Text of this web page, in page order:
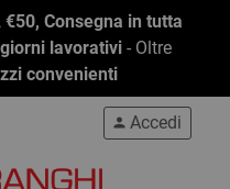
€50, Consegna in tutta
lavorativi - Oltre
convenienti
person Accedi